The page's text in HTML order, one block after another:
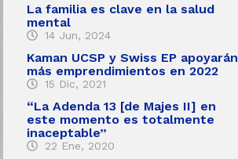
La familia es clave en la salud
mental
14 Jun, 2024
Kaman UCSP y Swiss EP apoyarán
más emprendimientos en 2022
15 Dic, 2021
“La Adenda 13 [de Majes II] en
este momento es totalmente
inaceptable”
22 Ene, 2020